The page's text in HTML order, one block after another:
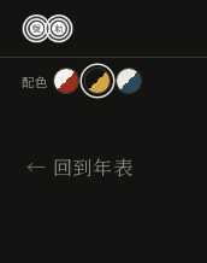
配色
← 回到年表